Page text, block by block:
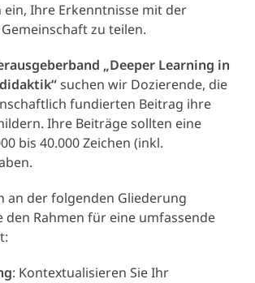
ein, Ihre Erkenntnisse mit der
zu teilen.
„Deeper Learning in
suchen wir Dozierende, die
fundierten Beitrag ihre
Ihre Beiträge sollten eine
bis 40.000 Zeichen (inkl.
an der folgenden Gliederung
den Rahmen für eine umfassende
: Kontextualisieren Sie Ihr